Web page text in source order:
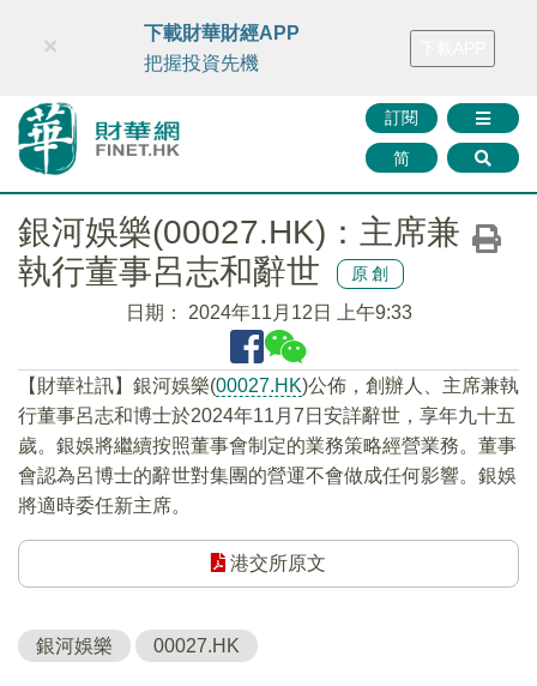
財華智庫網 FINTV FINMETA 財華證券 媒體矩陣
訂閱
简
×
下載財華財經APP
把握投資先機
銀河娛樂(00027.HK)：主席兼
執行董事呂志和辭世
原創
日期： 2024年11月12日 上午9:33
【財華社訊】銀河娛樂(00027.HK)公佈，創辦人、主席兼執
行董事呂志和博士於2024年11月7日安詳辭世，享年九十五
歲。銀娛將繼續按照董事會制定的業務策略經營業務。董事
會認為呂博士的辭世對集團的營運不會做成任何影響。銀娛
將適時委任新主席。
港交所原文
銀河娛樂 00027.HK